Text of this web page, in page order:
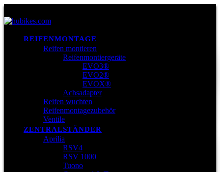
REIFENMONTAGE
Reifen montieren
Reifenmontiergeräte
EVO3®
EVO2®
EVOX®
Achsadapter
Reifen wuchten
Reifenmontagezubehör
Ventile
ZENTRALSTÄNDER
Aprilia
RSV4
RSV 1000
Tuono